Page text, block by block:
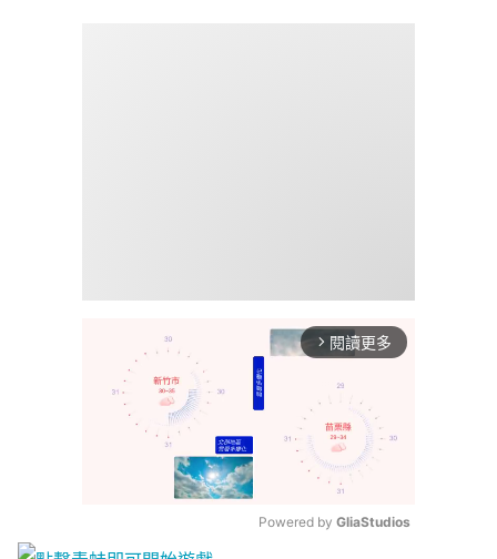
arrow_forward_ios 閱讀更多
Powered by GliaStudios